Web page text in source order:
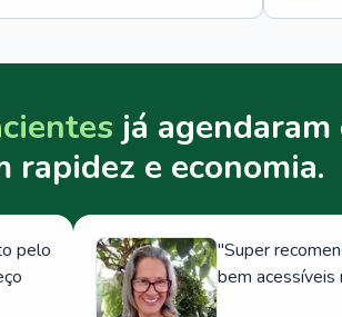
já
rapidez e economia.
pelo
"Super
bem acessíveis